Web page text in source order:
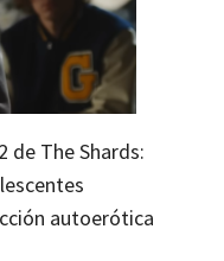
de The Shards:
autoerótica